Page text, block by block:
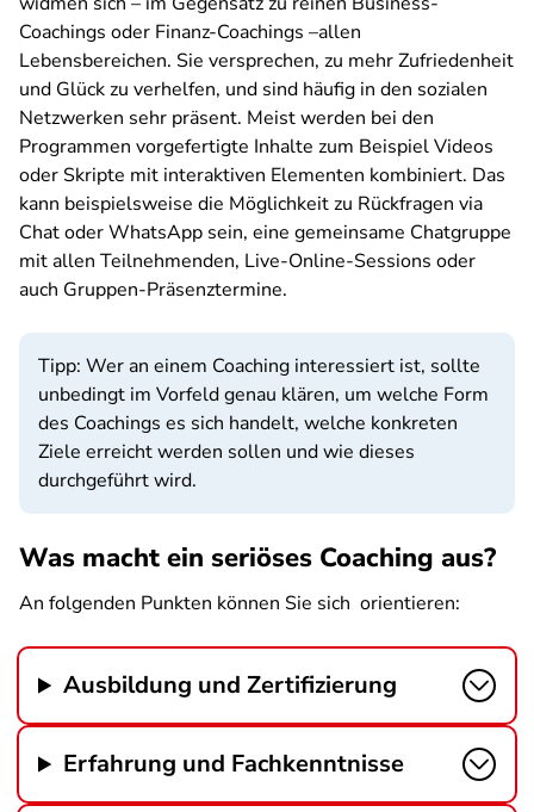
Coachings oder Finanz-Coachings –allen
Lebensbereichen. Sie versprechen, zu mehr Zufriedenheit
und Glück zu verhelfen, und sind häufig in den sozialen
Netzwerken sehr präsent. Meist werden bei den
Programmen vorgefertigte Inhalte zum Beispiel Videos
oder Skripte mit interaktiven Elementen kombiniert. Das
kann beispielsweise die Möglichkeit zu Rückfragen via
Chat oder WhatsApp sein, eine gemeinsame Chatgruppe
mit allen Teilnehmenden, Live-Online-Sessions oder
auch Gruppen-Präsenztermine.
Tipp: Wer an einem Coaching interessiert ist, sollte
unbedingt im Vorfeld genau klären, um welche Form
des Coachings es sich handelt, welche konkreten
Ziele erreicht werden sollen und wie dieses
durchgeführt wird.
Was macht ein seriöses Coaching aus?
An folgenden Punkten können Sie sich orientieren:
Ausbildung und Zertifizierung
Erfahrung und Fachkenntnisse